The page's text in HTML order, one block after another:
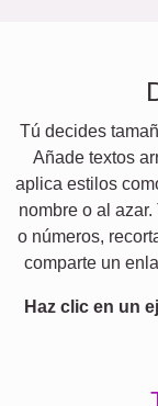
Tú decides
Añade textos
aplica estilos
nombre o al
o números,
comparte un
Haz clic en un